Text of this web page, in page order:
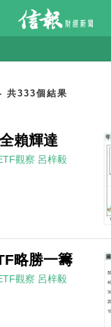
共333個結果
賴輝達
觀察 呂梓毅
略勝一籌
觀察 呂梓毅